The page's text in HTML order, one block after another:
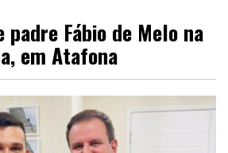
padre Fábio de Melo na
em Atafona